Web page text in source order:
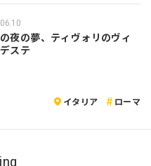
夜の夢、ティヴォリのヴィ
ステ
イタリア ローマ